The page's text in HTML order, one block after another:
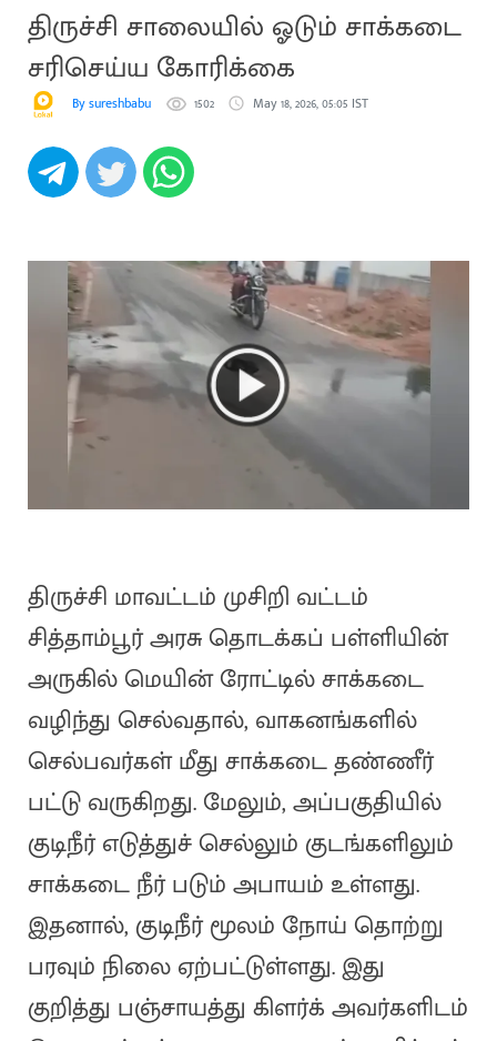
திருச்சி சாலையில் ஓடும் சாக்கடை
சரிசெய்ய கோரிக்கை
By sureshbabu 1502 May 18, 2026, 05:05 IST
திருச்சி மாவட்டம் முசிறி வட்டம்
சித்தாம்பூர் அரசு தொடக்கப் பள்ளியின்
அருகில் மெயின் ரோட்டில் சாக்கடை
வழிந்து செல்வதால், வாகனங்களில்
செல்பவர்கள் மீது சாக்கடை தண்ணீர்
பட்டு வருகிறது. மேலும், அப்பகுதியில்
குடிநீர் எடுத்துச் செல்லும் குடங்களிலும்
சாக்கடை நீர் படும் அபாயம் உள்ளது.
இதனால், குடிநீர் மூலம் நோய் தொற்று
பரவும் நிலை ஏற்பட்டுள்ளது. இது
குறித்து பஞ்சாயத்து கிளர்க் அவர்களிடம்